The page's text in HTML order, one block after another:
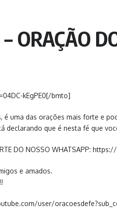
ORAÇÃO
kEgPE0[/bmto]
uma das orações mais forte e
declarando que é nesta fé que
DO NOSSO WHATSAPP:
e amados.
user/